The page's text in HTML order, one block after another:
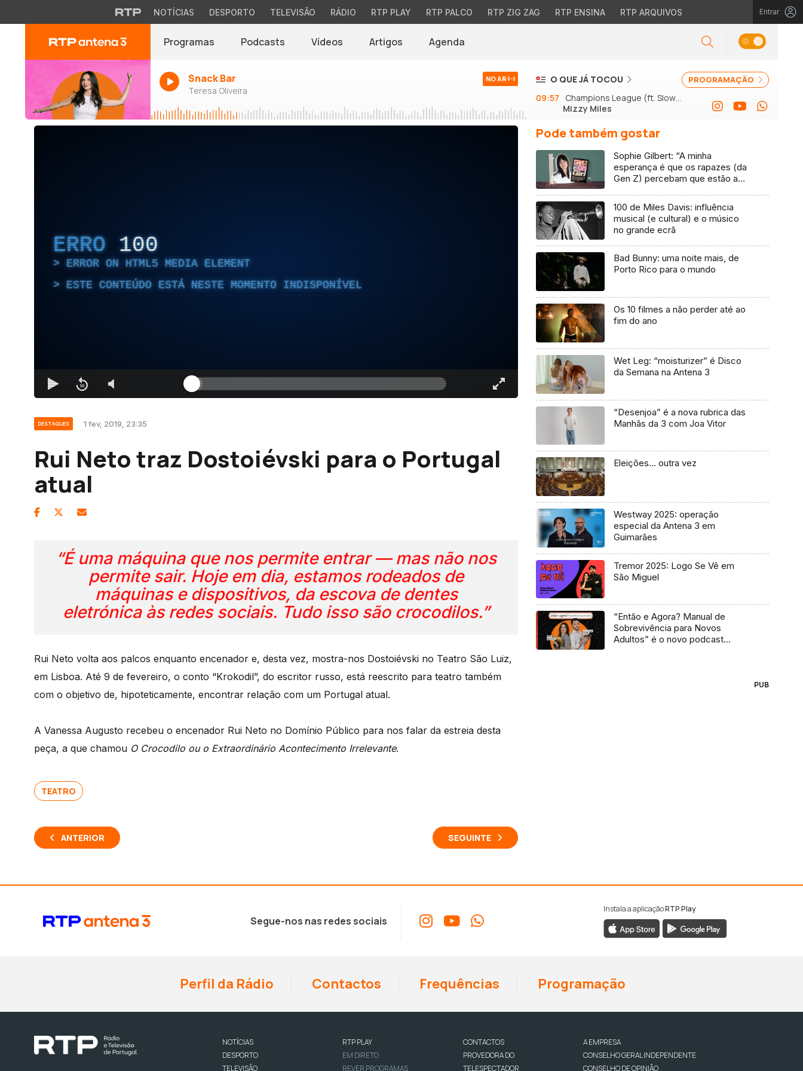
NOTÍCIAS DESPORTO TELEVISÃO RÁDIO RTP PLAY RTP PALCO RTP ZIG ZAG RTP ENSINA RTP ARQUIVOS Entrar
Programas Podcasts Vídeos Artigos Agenda
Snack Bar
Teresa Oliveira
NO AR PROGRAMAÇÃO
O QUE JÁ TOCOU
09:57
Champions League (ft. Slow J
e GSon)
Mizzy Miles
ERRO 100
ERROR ON HTML5 MEDIA ELEMENT
ESTE CONTEÚDO ESTÁ NESTE MOMENTO INDISPONÍVEL
DESTAQUES 1 fev, 2019, 23:35
Rui Neto traz Dostoiévski para o Portugal
atual
“É uma máquina que nos permite entrar — mas não nos
permite sair. Hoje em dia, estamos rodeados de
máquinas e dispositivos, da escova de dentes
eletrónica às redes sociais. Tudo isso são crocodilos.”
Rui Neto volta aos palcos enquanto encenador e, desta vez, mostra-nos Dostoiévski no Teatro São Luiz,
em Lisboa. Até 9 de fevereiro, o conto “Krokodil”, do escritor russo, está reescrito para teatro também
com o objetivo de, hipoteticamente, encontrar relação com um Portugal atual.
A Vanessa Augusto recebeu o encenador Rui Neto no Domínio Público para nos falar da estreia desta
peça, a que chamou O Crocodilo ou o Extraordinário Acontecimento Irrelevante.
TEATRO
ANTERIOR SEGUINTE
Pode também gostar
Sophie Gilbert: “A minha
esperança é que os rapazes (da
Gen Z) percebam que estão a
100 de Miles Davis: influência
musical (e cultural) e o músico
no grande ecrã
Bad Bunny: uma noite mais, de
Porto Rico para o mundo
Os 10 filmes a não perder até ao
fim do ano
Wet Leg: “moisturizer” é Disco
da Semana na Antena 3
“Desenjoa” é a nova rubrica das
Manhãs da 3 com Joa Vitor
Eleições… outra vez
Westway 2025: operação
especial da Antena 3 em
Guimarães
Tremor 2025: Logo Se Vê em
São Miguel
“Então e Agora? Manual de
Sobrevivência para Novos
Adultos” é o novo podcast
PUB
Segue-nos nas redes sociais
Instala a aplicaçãoRTP Play
Perfil da Rádio Contactos Frequências Programação
NOTÍCIAS
DESPORTO
TELEVISÃO
RTP PLAY
EM DIRETO
REVER PROGRAMAS
CONTACTOS
PROVEDORA DO
TELESPECTADOR
A EMPRESA
CONSELHO GERAL INDEPENDENTE
CONSELHO DE OPINIÃO